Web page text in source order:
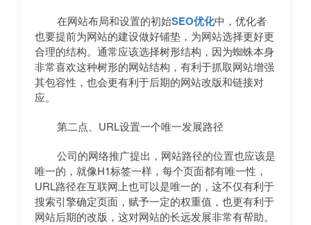
在网站布局和设置的初始SEO优化中，优化者
也要提前为网站的建设做好铺垫，为网站选择更好更
合理的结构。通常应该选择树形结构，因为蜘蛛本身
非常喜欢这种树形的网站结构，有利于抓取网站增强
其包容性，也会更有利于后期的网站改版和链接对
应。
第二点、URL设置一个唯一发展路径
公司的网络推广提出，网站路径的位置也应该是
唯一的，就像H1标签一样，每个页面都有唯一性，
URL路径在互联网上也可以是唯一的，这不仅有利于
搜索引擎确定页面，赋予一定的权重值，也更有利于
网站后期的改版，这对网站的长远发展非常有帮助。